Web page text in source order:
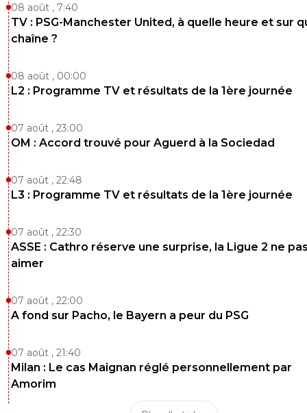
08 août , 7:40
TV : PSG-Manchester United, à quelle heure et sur
chaîne ?
08 août , 00:00
L2 : Programme TV et résultats de la 1ère journée
07 août , 23:00
OM : Accord trouvé pour Aguerd à la Sociedad
07 août , 22:48
L3 : Programme TV et résultats de la 1ère journée
07 août , 22:30
ASSE : Cathro réserve une surprise, la Ligue 2 ne
aimer
07 août , 22:00
A fond sur Pacho, le Bayern a peur du PSG
07 août , 21:40
Milan : Le cas Maignan réglé personnellement par
Amorim